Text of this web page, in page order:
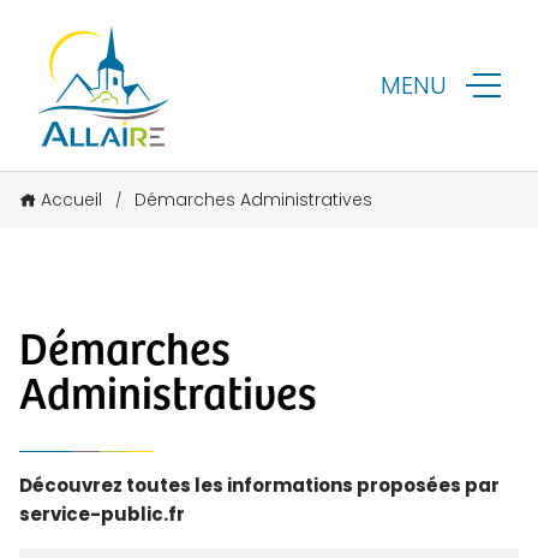
MENU
Accueil / Démarches Administratives
Démarches
Administratives
Découvrez toutes les informations proposées par
service-public.fr